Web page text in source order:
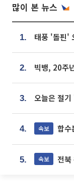
많이 본 뉴스
1.
2.
3. 오늘은 절
4. 속보 합수본
5. 속보 전북